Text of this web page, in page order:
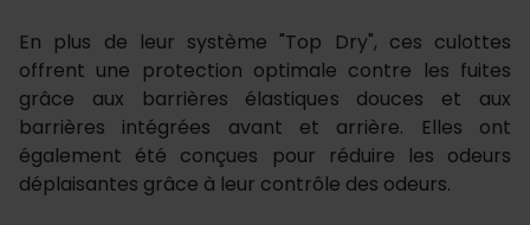
En plus de leur système "Top Dry", ces culottes
offrent une protection optimale contre les fuites
grâce aux barrières élastiques douces et aux
barrières intégrées avant et arrière. Elles ont
également été conçues pour réduire les odeurs
déplaisantes grâce à leur contrôle des odeurs.